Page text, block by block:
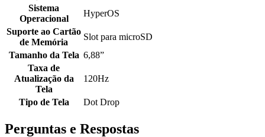
Sistema
Operacional
HyperOS
Suporte ao Cartão
de Memória
Slot para microSD
Tamanho da Tela 6,88”
Taxa de
Atualização da
Tela
120Hz
Tipo de Tela Dot Drop
Perguntas e Respostas